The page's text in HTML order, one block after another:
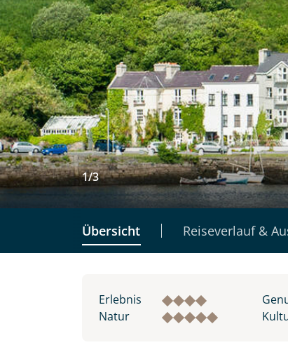
1/3
Übersicht Reiseverlauf &
Erlebnis
Natur